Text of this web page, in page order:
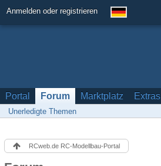
Anmelden oder registrieren
Portal Forum Marktplatz Extras
Unerledigte Themen
RCweb.de RC-Modellbau-Portal